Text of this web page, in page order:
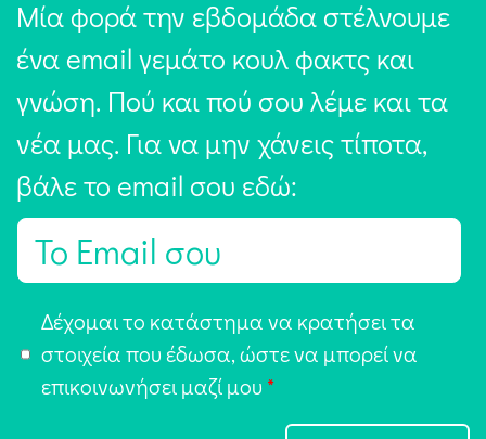
Μία φορά την εβδομάδα στέλνουμε
ένα email γεμάτο κουλ φακτς και
γνώση. Πού και πού σου λέμε και τα
νέα μας. Για να μην χάνεις τίποτα,
βάλε το email σου εδώ:
E
π
Δέχομαι το κατάστημα να κρατήσει τα
στοιχεία που έδωσα, ώστε να μπορεί να
επικοινωνήσει μαζί μου *